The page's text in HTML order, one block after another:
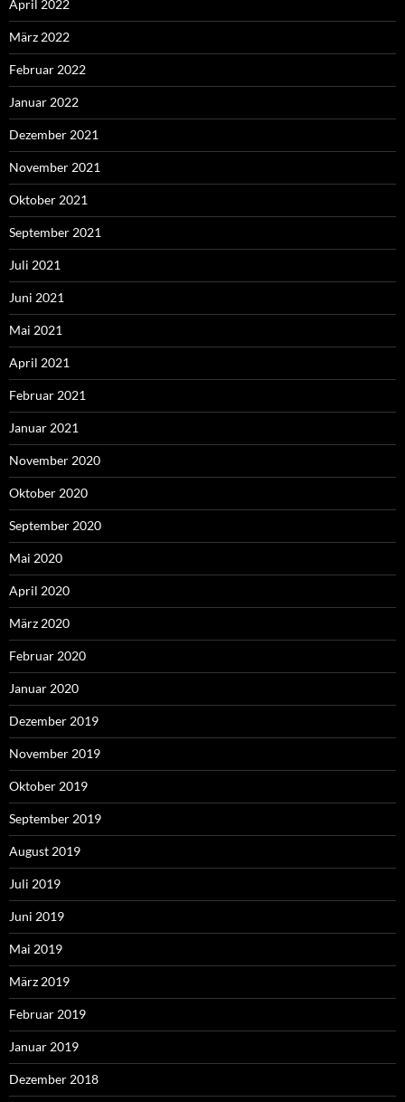
April 2022
März 2022
Februar 2022
Januar 2022
Dezember 2021
November 2021
Oktober 2021
September 2021
Juli 2021
Juni 2021
Mai 2021
April 2021
Februar 2021
Januar 2021
November 2020
Oktober 2020
September 2020
Mai 2020
April 2020
März 2020
Februar 2020
Januar 2020
Dezember 2019
November 2019
Oktober 2019
September 2019
August 2019
Juli 2019
Juni 2019
Mai 2019
März 2019
Februar 2019
Januar 2019
Dezember 2018